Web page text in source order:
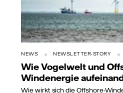
NEWS NEWSLETTER-STORY
Wie Vogelwelt und
Windenergie
Wie wirkt sich die Offshore-